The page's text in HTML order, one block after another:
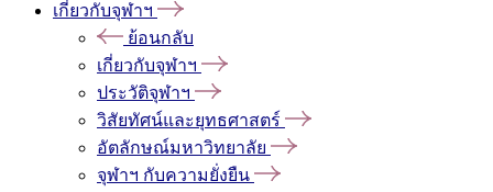
เกี่ยวกับจุฬาฯ
ย้อนกลับ
เกี่ยวกับจุฬาฯ
ประวัติจุฬาฯ
วิสัยทัศน์และยุทธศาสตร์
อัตลักษณ์มหาวิทยาลัย
จุฬาฯ กับความยั่งยืน